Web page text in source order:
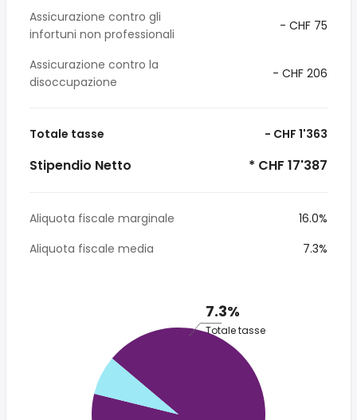
Assicurazione contro gli
infortuni non professionali
- CHF 75
Assicurazione contro la
disoccupazione
- CHF 206
Totale tasse - CHF 1'363
Stipendio Netto * CHF 17'387
Aliquota fiscale marginale
16.0%
Aliquota fiscale media
7.3%
7.3%
Totale tasse